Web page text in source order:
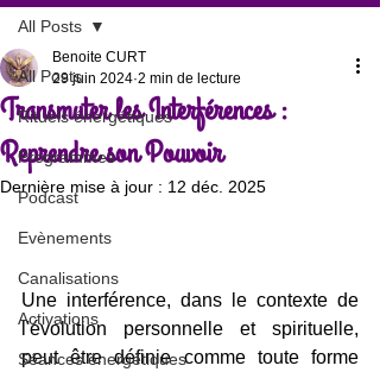
All Posts
Rituels énergétiques
Programmes
Podcast
Evènements
Canalisations
Activations
Séances énergétiques
All Posts
Transmuter les Interférences :
Reprendre son Pouvoir
Benoite CURT
29 juin 2024 2 min de lecture
Dernière mise à jour : 12 déc. 2025
Une interférence, dans le contexte de
l'évolution personnelle et spirituelle,
peut être définie comme toute forme